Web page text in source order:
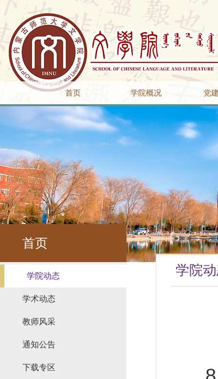
首页 学院概况 党
首页
学院动态
学术动态
教师风采
通知公告
下载专区
学院